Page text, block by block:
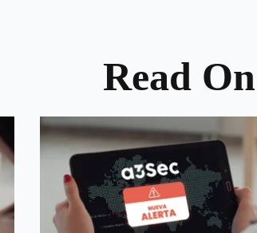
Read On